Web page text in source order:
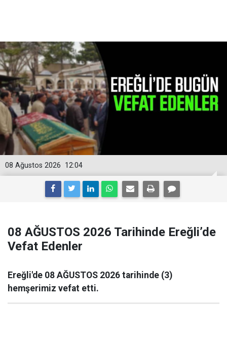
12:04
08 Ağustos 2026
08 AĞUSTOS 2026 Tarihinde Ereğli’de
Vefat Edenler
Ereğli'de 08 AĞUSTOS 2026 tarihinde (3)
hemşerimiz vefat etti.